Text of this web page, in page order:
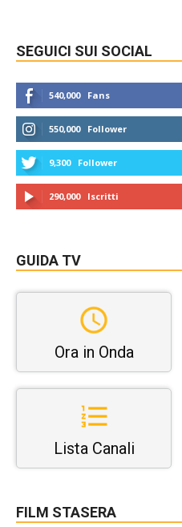
SEGUICI SUI SOCIAL
540,000 Fans
550,000 Follower
9,300 Follower
290,000 Iscritti
GUIDA TV
Ora in Onda
Lista Canali
FILM STASERA